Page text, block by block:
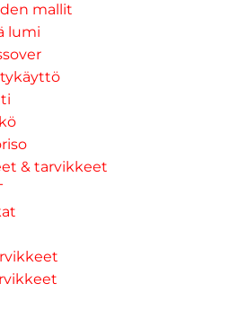
mallit
lumi
& tarvikkeet